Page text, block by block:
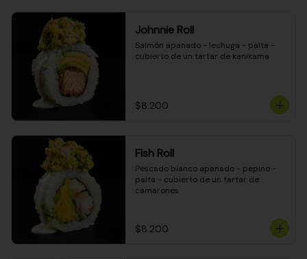
Johnnie Roll
Salmón apanado - lechuga - palta -
cubierto de un tartar de kanikama
$8.200
Fish Roll
Pescado blanco apanado - pepino -
palta - cubierto de un tartar de
camarones
$8.200